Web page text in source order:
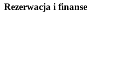
Rezerwacja i finanse